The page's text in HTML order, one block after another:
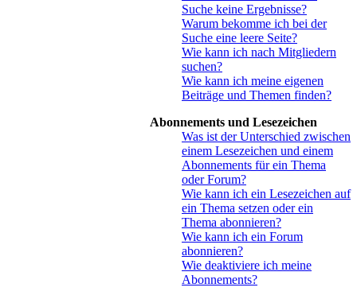
Suche keine Ergebnisse?
Warum bekomme ich bei der
Suche eine leere Seite?
Wie kann ich nach Mitgliedern
suchen?
Wie kann ich meine eigenen
Beiträge und Themen finden?
Abonnements und Lesezeichen
Was ist der Unterschied zwischen
einem Lesezeichen und einem
Abonnements für ein Thema
oder Forum?
Wie kann ich ein Lesezeichen auf
ein Thema setzen oder ein
Thema abonnieren?
Wie kann ich ein Forum
abonnieren?
Wie deaktiviere ich meine
Abonnements?